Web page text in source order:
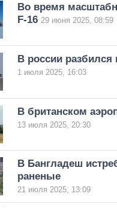
Во время
F-16 29 июня 2025, 08:59
В россии
1 июля 2025, 16:03
В британском
13 июля 2025, 20:30
В Бангладеш
раненые
21 июля 2025, 13:09